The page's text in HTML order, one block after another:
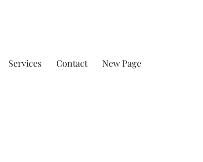
Services Contact New Page